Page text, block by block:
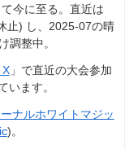
今に至る。直近は
止) し、2025-07の晴
調整中。
」で直近の大会参加
います。
ナルホワイトマジッ
)。